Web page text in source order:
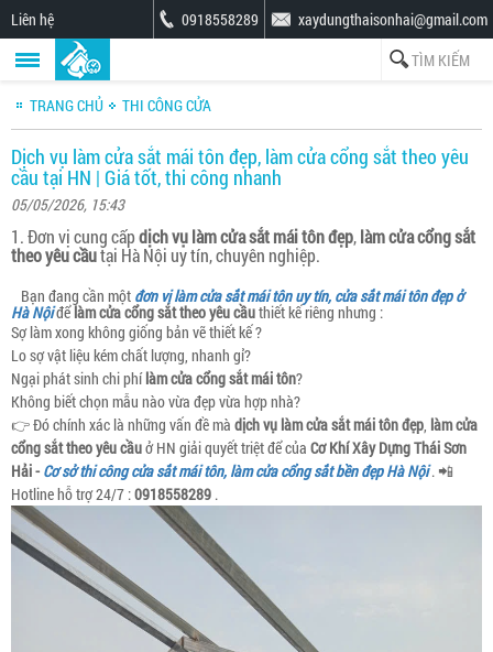
Liên hệ xaydungthaisonhai@gmail.com
0918558289
TRANG CHỦ THI CÔNG CỬA
Dịch vụ làm cửa sắt mái tôn đẹp, làm cửa cổng sắt theo yêu
cầu tại HN | Giá tốt, thi công nhanh
05/05/2026, 15:43
1. Đơn vị cung cấpdịch vụ làm cửa sắt mái tôn đẹp,làm cửa cổng sắt
theo yêu cầutại Hà Nội uy tín, chuyên nghiệp.
Bạn đang cần một đơn vị làm cửa sắt mái tôn uy tín, cửa sắt mái tôn đẹp ở
Hà Nộiđểlàm cửa cổng sắt theo yêu cầuthiết kế riêng nhưng :
Sợ làm xong không giống bản vẽ thiết kế ?
Lo sợ vật liệu kém chất lượng, nhanh gỉ?
Ngại phát sinh chi phílàm cửa cổng sắt mái tôn?
Không biết chọn mẫu nào vừa đẹp vừa hợp nhà?
👉 Đó chính xác là những vấn đề mà dịch vụ làm cửa sắt mái tôn đẹp, làm cửa
cổng sắt theo yêu cầuở HN giải quyết triệt để của Cơ Khí Xây Dựng Thái Sơn
Hải - Cơ sở thi công cửa sắt mái tôn, làm cửa cổng sắt bền đẹp Hà Nội. 📲
Hotline hỗ trợ 24/7 :0918558289 .